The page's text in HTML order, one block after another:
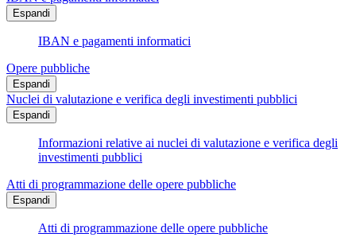
Espandi
IBAN e pagamenti informatici
Opere pubbliche
Espandi
Nuclei di valutazione e verifica degli investimenti pubblici
Espandi
Informazioni relative ai nuclei di valutazione e verifica degli
investimenti pubblici
Atti di programmazione delle opere pubbliche
Espandi
Atti di programmazione delle opere pubbliche